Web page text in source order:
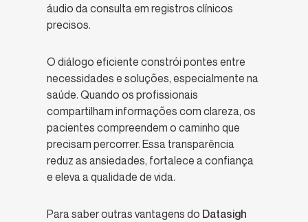
áudio da consulta em registros clínicos
precisos.
O diálogo eficiente constrói pontes entre
necessidades e soluções, especialmente na
saúde. Quando os profissionais
compartilham informações com clareza, os
pacientes compreendem o caminho que
precisam percorrer. Essa transparência
reduz as ansiedades, fortalece a confiança
e eleva a qualidade de vida.
Para saber outras vantagens do Datasigh